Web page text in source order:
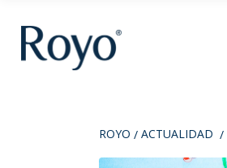
ROYO / ACTUALIDAD /